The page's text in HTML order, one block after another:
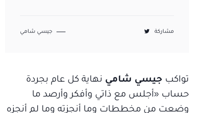
مشاركة جيسي شامي
تواكب جيسي شامي نهاية كل عام بجردة
حساب «أجلس مع ذاتي وأفكر وأرصد ما
وضعت من مخططات وما أنجزته وما لم أنجزه